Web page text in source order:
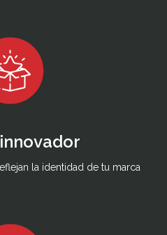
la identidad de tu marca